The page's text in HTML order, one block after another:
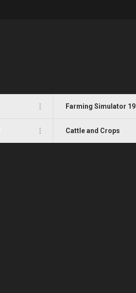
Farming Simulator 19
Cattle and Crops